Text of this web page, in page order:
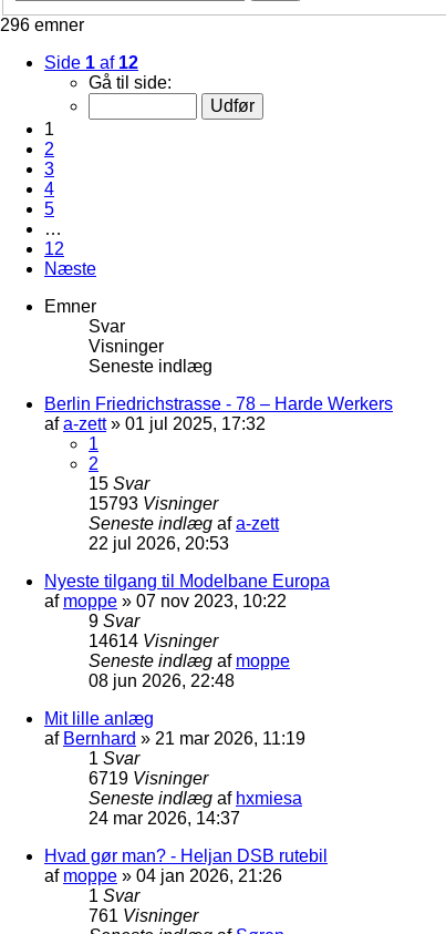
296 emner
Side 1 af 12
Gå til side:
1
2
3
4
5
…
12
Næste
Emner
Svar
Visninger
Seneste indlæg
Berlin Friedrichstrasse - 78 – Harde Werkers
afa-zett» 01 jul 2025, 17:32
1
2
15 Svar
15793 Visninger
Seneste indlæg afa-zett
22 jul 2026, 20:53
Nyeste tilgang til Modelbane Europa
af moppe » 07 nov 2023, 10:22
9 Svar
14614 Visninger
Seneste indlæg af moppe
08 jun 2026, 22:48
Mit lille anlæg
af Bernhard » 21 mar 2026, 11:19
1 Svar
6719 Visninger
Seneste indlæg af hxmiesa
24 mar 2026, 14:37
Hvad gør man? - Heljan DSB rutebil
af moppe » 04 jan 2026, 21:26
1 Svar
761 Visninger